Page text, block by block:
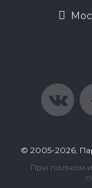
© 2005-2026,
При полном